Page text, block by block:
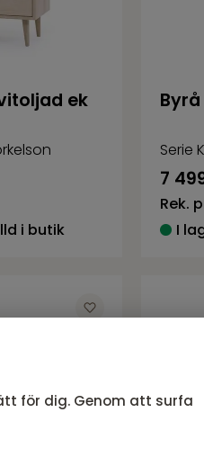
för dig. Genom att surfa
ek
i butik
Serie
7
Rek.
I